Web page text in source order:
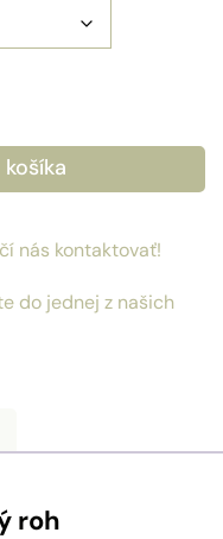
nás kontaktovať!
do jednej z našich
roh